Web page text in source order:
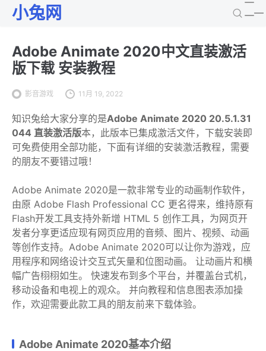
小兔网
Adobe Animate 2020中文直装激活
版下载 安装教程
影音游戏 11月 19, 2022
知识兔给大家分享的是Adobe Animate 2020 20.5.1.31
044 直装激活版本，此版本已集成激活文件，下载安装即
可免费使用全部功能，下面有详细的安装激活教程，需要
的朋友不要错过哦！
Adobe Animate 2020是一款非常专业的动画制作软件，
由原 Adobe Flash Professional CC 更名得来，维持原有
Flash开发工具支持外新增 HTML 5 创作工具，为网页开
发者分享更适应现有网页应用的音频、图片、视频、动画
等创作支持。Adobe Animate 2020可以让你为游戏，应
用程序和网络设计交互式矢量和位图动画。 让动画片和横
幅广告栩栩如生。 快速发布到多个平台，并覆盖台式机，
移动设备和电视上的观众。 并向教程和信息图表添加操
作，欢迎需要此款工具的朋友前来下载体验。
Adobe Animate 2020基本介绍